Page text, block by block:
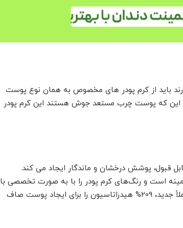
باید از کرم پودر های مخصوص به همان نوع پوست
این که پوست چرب مستعد جوش هستند این کرم پودر
قبول، پوشش درخشان و ماندگار ایجاد می کند.
است و رنگ‌های کرم پودر را با به صورت تخصصی با
سرم های مراقبت از پوست ترکیب می‌کند. این نوآوری کاملاً جدید، 209% هیدراتاسیون را برای ایجاد پوست صاف